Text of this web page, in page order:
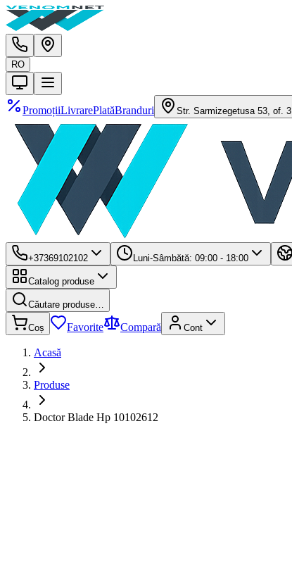
RO
PromoțiiLivrarePlatăBranduri Str. Sarmizegetusa 53, of. 3
+37369102102 Luni-Sâmbătă: 09:00 - 18:00
Catalog produse
Căutare produse…
Coș Favorite Compară Cont
Acasă
Produse
Doctor Blade Hp 10102612